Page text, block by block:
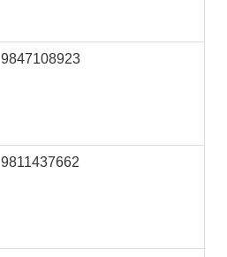
9847108923
9811437662